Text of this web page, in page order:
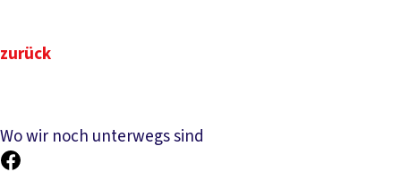
zurück
Wo wir noch unterwegs sind